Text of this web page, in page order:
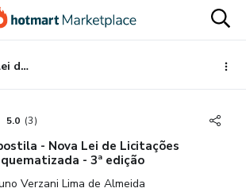
Apostila - Nova Lei de Licitações Esquematizada - 3ª edição
5.0 (3)
- Nova Lei de Licitações
- 3ª edição
Verzani Lima de Almeida